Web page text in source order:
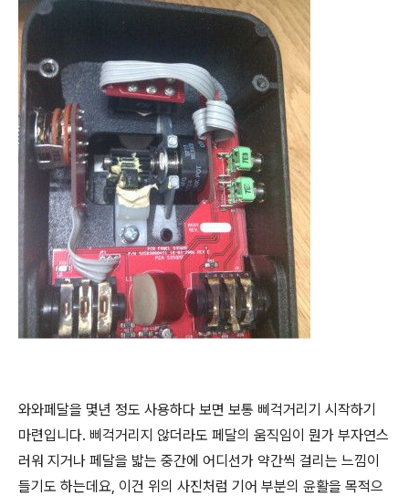
와와페달을 몇년 정도 사용하다 보면 보통 삐걱거리기 시작하기
마련입니다. 삐걱거리지 않더라도 페달의 움직임이 뭔가 부자연스
러워 지거나 페달을 밟는 중간에 어디선가 약간씩 걸리는 느낌이
들기도 하는데요, 이건 위의 사진처럼 기어 부분의 윤활을 목적으